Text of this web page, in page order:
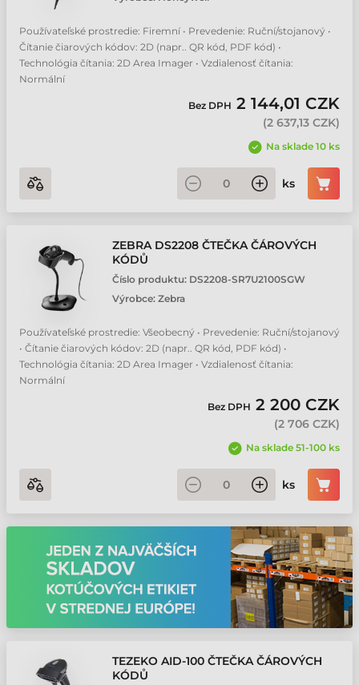
Používateľské prostredie: Firemní • Prevedenie: Ruční/stojanový •
Čítanie čiarových kódov: 2D (napr.. QR kód, PDF kód) •
Technológia čítania: 2D Area Imager • Vzdialenosť čítania:
Normální
Bez DPH 2 144,01 CZK
(2 637,13 CZK)
Na sklade 10 ks
ks
ZEBRA DS2208 ČTEČKA ČÁROVÝCH
KÓDŮ
Číslo produktu: DS2208-SR7U2100SGW
Výrobce: Zebra
Používateľské prostredie: Všeobecný • Prevedenie: Ruční/stojanový
• Čítanie čiarových kódov: 2D (napr.. QR kód, PDF kód) •
Technológia čítania: 2D Area Imager • Vzdialenosť čítania:
Normální
Bez DPH 2 200 CZK
(2 706 CZK)
Na sklade 51-100 ks
ks
TEZEKO AID-100 ČTEČKA ČÁROVÝCH
KÓDŮ